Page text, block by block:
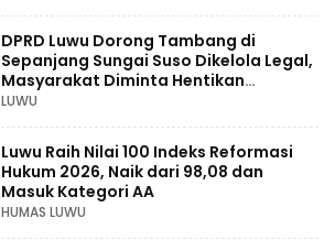
DPRD Luwu Dorong Tambang di
Sepanjang Sungai Suso Dikelola Legal,
Masyarakat Diminta Hentikan
Aktivitas Ilegal
LUWU
Luwu Raih Nilai 100 Indeks Reformasi
Hukum 2026, Naik dari 98,08 dan
Masuk Kategori AA
HUMAS LUWU